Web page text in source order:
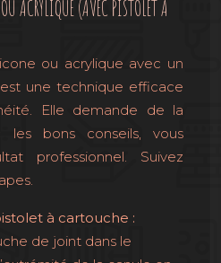
ACRYLIQUE (AVEC PISTOLET À
ou acrylique avec un
une technique efficace
Elle demande de la
les bons conseils, vous
professionnel. Suivez
à cartouche :
de joint dans le